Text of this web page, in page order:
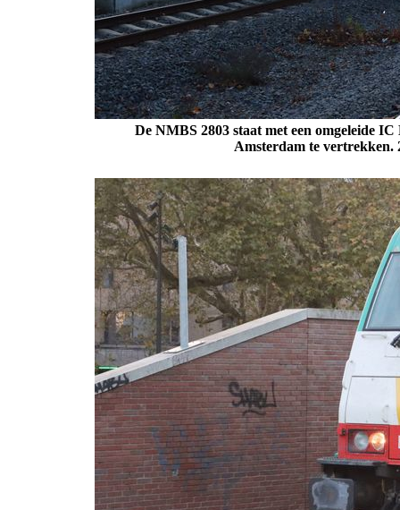
De NMBS 2803 staat met een omgeleide
Amsterdam te vertrekken.